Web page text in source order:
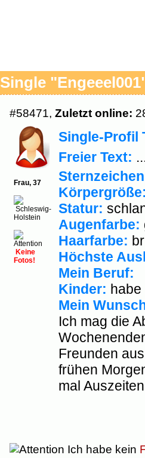
Single
#58471, Zuletzt online:
Frau, 37
Schleswig-
Holstein
Keine
Fotos!
Single-Profil
Freier Text:
Statur:
Augenfarbe:
Haarfarbe:
Höchste
Mein Beruf:
Kinder: habe
Mein
Ich mag die
Freunden
frühen
mal
Ich habe kein